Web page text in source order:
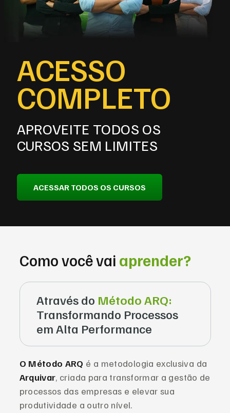
ACESSO
COMPLETO
APROVEITE TODOS OS
CURSOS SEM LIMITES
ACESSAR TODOS OS CURSOS
Como você vai aprender?
Através do Método ARQ:
Transformando Processos
em Alta Performance
O Método ARQ é a metodologia exclusiva da
Arquivar, criada para transformar a gestão de
processos das empresas e elevar sua
produtividade a outro nível.